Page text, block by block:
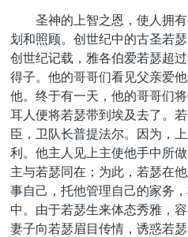
圣神的上智之恩，使人拥
划和照顾。创世纪中的古圣若
创世纪记载，雅各伯爱若瑟超
得子。他的哥哥们看见父亲爱
他。终于有一天，他的哥哥们
耳人便将若瑟带到埃及去了。
臣，卫队长普提法尔。因为，
利。他主人见上主使他手中所
主与若瑟同在；为此，若瑟在
事自己，托他管理自己的家务
中。由于若瑟生来体态秀雅，
妻子向若瑟眉目传情，诱惑若